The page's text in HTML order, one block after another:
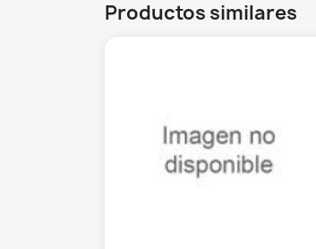
Productos similares